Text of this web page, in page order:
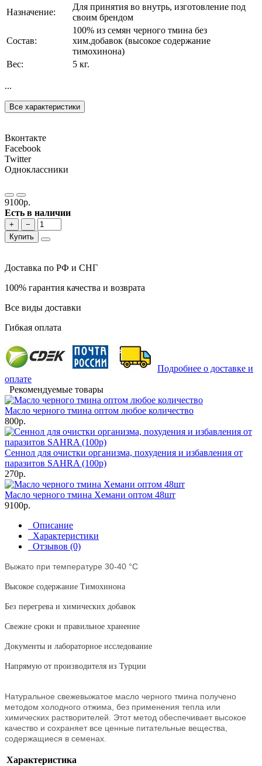
Назначение:
Для принятия во внутрь, изготовление под
своим брендом
Состав:
100% из семян черного тмина без
хим.добавок (высокое содержание
тимохинона)
Вес:
5 кг.
...
Все характеристики
Вконтакте
Facebook
Twitter
Одноклассники
9100р.
Есть в наличии
+
−
Купить
Доставка по РФ и СНГ
100% гарантия качества и возврата
Все виды доставки
Гибкая оплата
Подробнее о доставке и
оплате
Рекомендуемые товары
Масло черного тмина оптом любое количество
800р.
Сеннол для очистки организма, похудения и избавления от
паразитов SAHRA (100р)
270р.
Масло черного тмина Хемани оптом 48шт
9100р.
Описание
Характеристики
Отзывов (0)
Выжато при температуре 30-40 °C
Высокое содержание Тимохинона
Без перегрева и химических добавок
Свежие сроки и правильное хранение
Документы и лабораторное исследование
Напрямую от производителя из Турции
Натуральное свежевыжатое масло черного тмина получено
методом холодного отжима, без применения тепла или
химических растворителей. Этот метод обеспечивает высокое
качество и сохраняет все ценные питательные вещества,
содержащиеся в семенах.
Характеристика